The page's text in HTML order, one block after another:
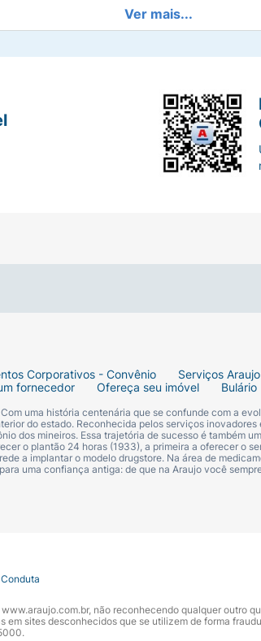
Ver mais...
Corporativos - Convênio Serviços Araujo
fornecedor Ofereça seu imóvel Bulário
uma história centenária que se confunde com a
do estado. Reconhecida pelos serviços inovadores
dos mineiros. Essa trajetória de sucesso é também
o plantão 24 horas (1933), a primeira a oferecer o
a implantar o modelo drugstore. Na área de
uma confiança antiga: de que na Araujo você
não reconhecendo qualquer outro
sites desconhecidos que se utilizem de forma